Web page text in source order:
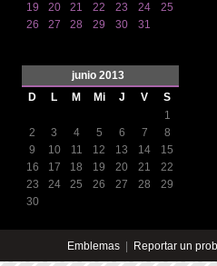
19
20 21 22 23 24
25
26
27 28 29 30 31
junio 2013
D
L M Mi J V
S
1
2
3 4 5 6 7
8
9
10 11 12 13 14
15
16
17 18 19 20 21
22
23
24 25 26 27 28
29
30
Emblemas| Reportar un